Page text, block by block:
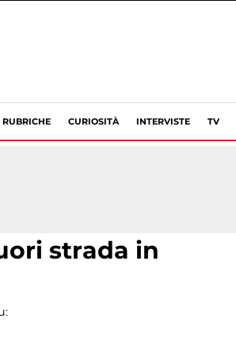
RUBRICHE CURIOSITÀ INTERVISTE TV
strada in